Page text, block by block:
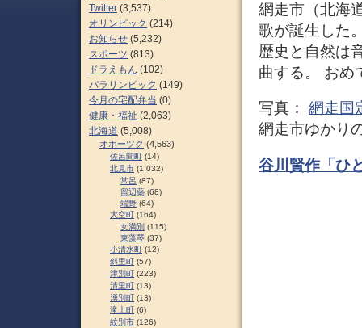
網走市（北海
歌が誕生した
歴史と自然は
曲する。 おめ
写真： 網走国
網走市ゆかり
谷川賢作「ひ
Twitter (3,537)
オリンピック (214)
お知らせ (5,232)
スポーツ (813)
ドラえもん (102)
パラリンピック (149)
今月の宅配弁当 (0)
健康・福祉 (2,063)
北海道 (5,008)
オホーツク (4,563)
佐呂間町 (14)
北見市 (1,032)
常呂 (87)
留辺蘂 (68)
端野 (64)
大空町 (164)
女満別 (115)
東藻琴 (37)
小清水町 (12)
斜里町 (57)
津別町 (223)
清里町 (13)
湧別町 (13)
滝上町 (6)
紋別市 (126)